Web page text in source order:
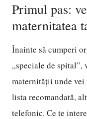
Primul pas:
maternitatea
Înainte să cumperi
„speciale de
maternității unde vei
lista recomandată,
telefonic. Ce te